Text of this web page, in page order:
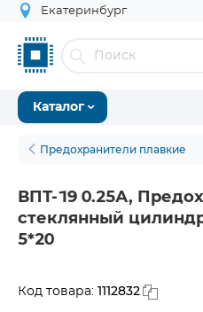
Екатеринбург
Каталог
Предохранители плавкие
ВПТ-19 0.25А,
стеклянный
5*20
Код товара: 1112832